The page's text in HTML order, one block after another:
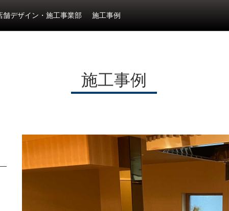
舗デザイン・施工事業部 施工事例
施工事例